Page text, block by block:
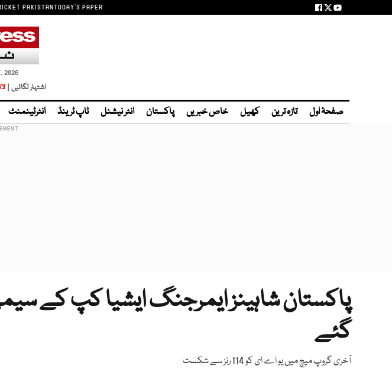
PAKISTANTODAY'S PAPER
2026
اشتہار لگائیں |
صفحۂ اول تازہ ترین کھیل خاص خبریں پاکستان انٹر نیشنل ٹاپ ٹرینڈ انٹرٹینمنٹ
پاکستان شاہینز ایمرجنگ ایشیا کپ کے
گئے
آخری گروپ میچ میں یو اے ای کو 114 رنز سے شکست